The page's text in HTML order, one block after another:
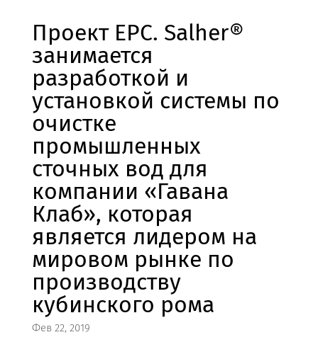
Проект EPC. Salher®
занимается
разработкой и
установкой системы по
очистке
промышленных
сточных вод для
компании «Гавана
Клаб», которая
является лидером на
мировом рынке по
производству
кубинского рома
Фев 22, 2019